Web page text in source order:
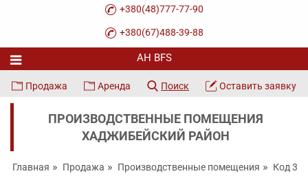
+380(48)777-77-90
+380(67)488-39-88
Продажа Аренда Поиск Оставить заявку
ПРОИЗВОДСТВЕННЫЕ ПОМЕЩЕНИЯ
ХАДЖИБЕЙСКИЙ РАЙОН
Главная Продажа Производственные помещения Код